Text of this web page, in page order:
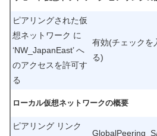
ピアリングされた仮
想ネットワーク に
‘NW_JapanEast’ へ
のアクセスを許可す
る
有効(チェックを
る)
ローカル仮想ネットワークの概要
ピアリング リンク